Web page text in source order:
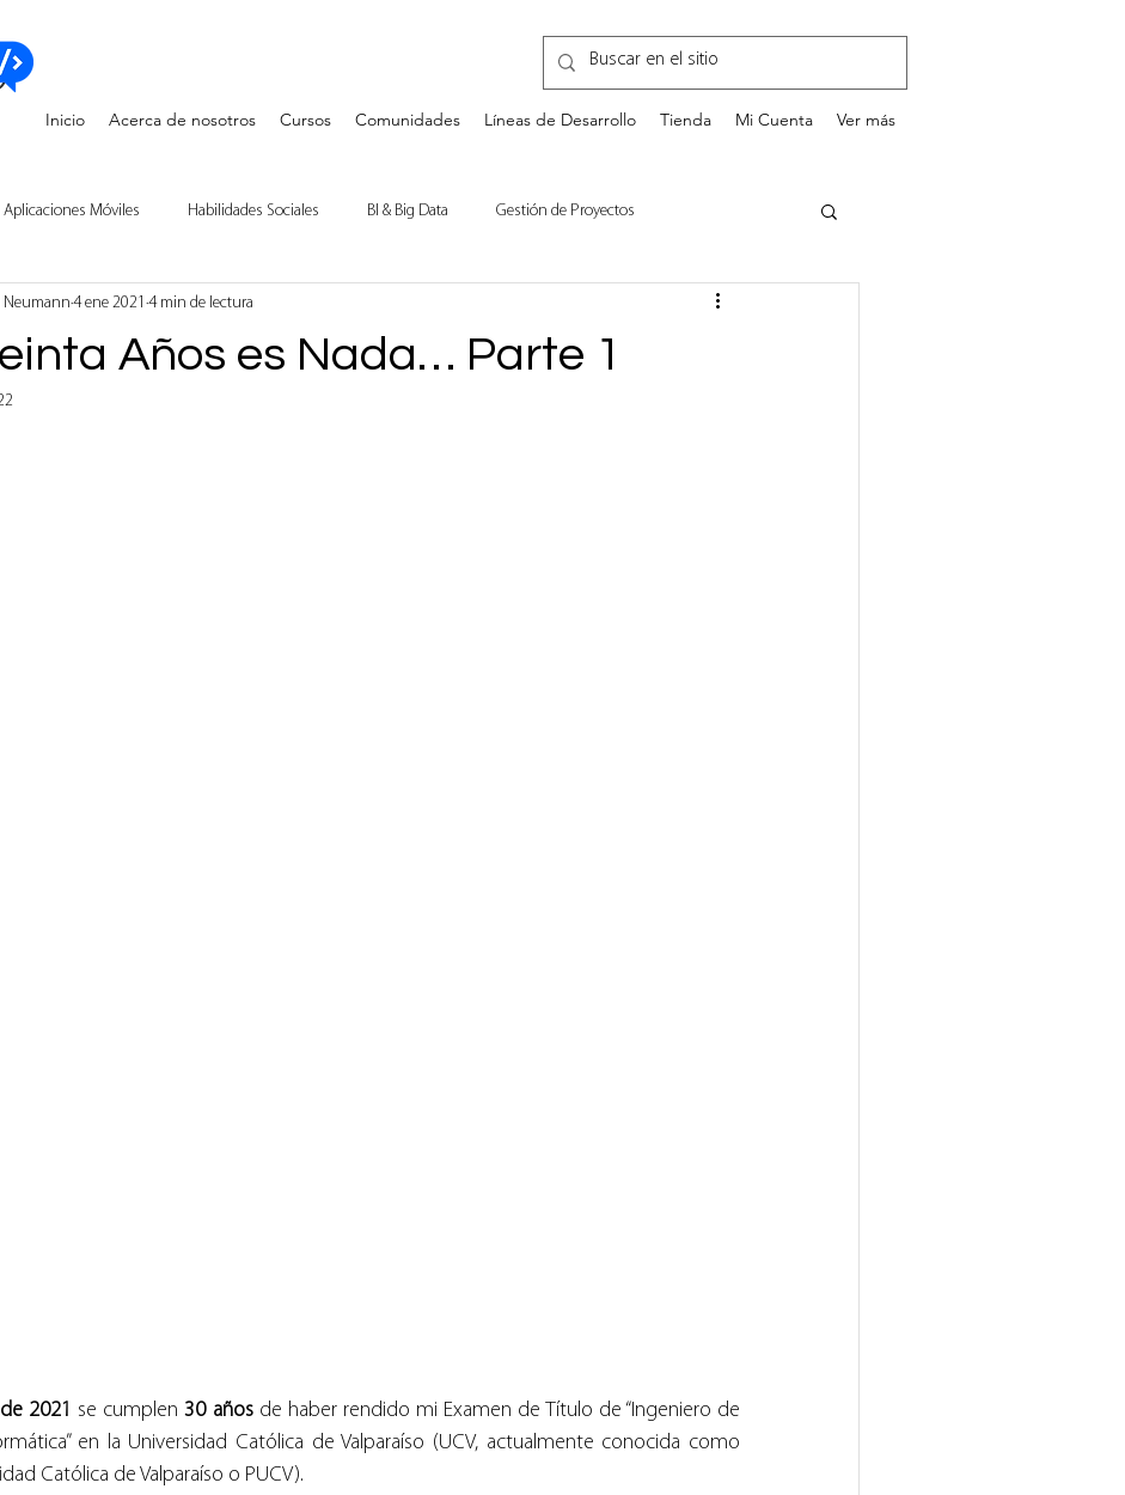
Inicio Acerca de nosotros Cursos Comunidades Líneas de Desarrollo Tienda Mi Cuenta Ver más
Aplicaciones Móviles Habilidades Sociales BI & Big Data Gestión de Proyectos
Desarrollo Personal GestionEnTI.com
Años es Nada… Parte 1
Neumann4 ene 2021 4 min de lectura
2021 se cumplen 30 años de haber rendido mi Examen de Título de “Ingeniero de
en la Universidad Católica de Valparaíso (UCV, actualmente conocida como
Católica de Valparaíso o PUCV).